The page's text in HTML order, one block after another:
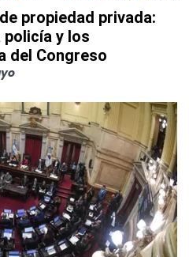
propiedad privada:
y los
del Congreso